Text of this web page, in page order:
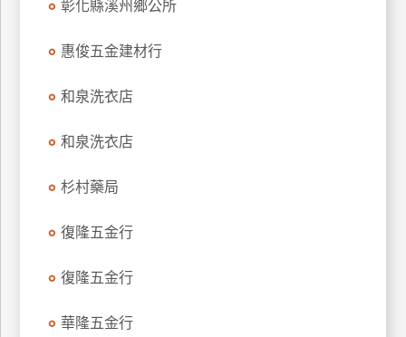
彰化縣溪州鄉公所
惠俊五金建材行
和泉洗衣店
和泉洗衣店
杉村藥局
復隆五金行
復隆五金行
華隆五金行